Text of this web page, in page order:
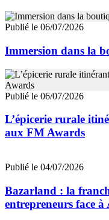
Publié le 06/07/2026
Immersion dans la
Publié le 06/07/2026
L’épicerie rurale
aux FM Awards
Publié le 04/07/2026
Bazarland : la
entrepreneurs face